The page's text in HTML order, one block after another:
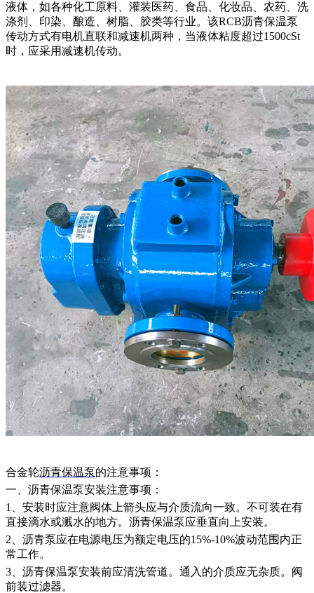
液体，如各种化工原料、灌装医药、食品、化妆品、农药、洗
涤剂、印染、酿造、树脂、胶类等行业。该RCB沥青保温泵
传动方式有电机直联和减速机两种，当液体粘度超过1500cSt
时，应采用减速机传动。
合金轮沥青保温泵的注意事项：
一、沥青保温泵安装注意事项：
1、安装时应注意阀体上箭头应与介质流向一致。不可装在有
直接滴水或溅水的地方。沥青保温泵应垂直向上安装。
2、沥青泵应在电源电压为额定电压的15%-10%波动范围内正
常工作。
3、沥青保温泵安装前应清洗管道。通入的介质应无杂质。阀
前装过滤器。